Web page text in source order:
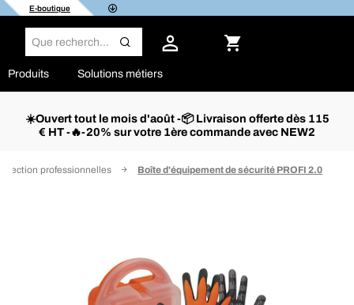
E-boutique
Produits Solutions métiers
☀️Ouvert tout le mois d'août -📦 Livraison offerte dès 115
€ HT -🔥-20% sur votre 1ère commande avec NEW2
professionnelles Boîte d'équipement de sécurité PROFI 2.0